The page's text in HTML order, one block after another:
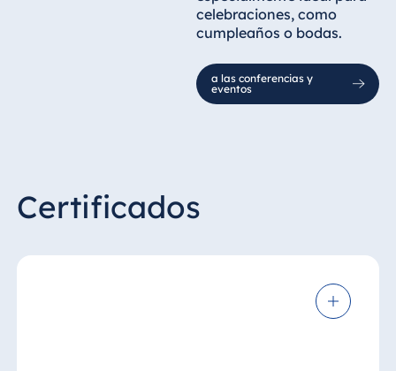
celebraciones, como
cumpleaños o bodas.
a las conferencias y
eventos
The 5-star Maritim Resort & Spa Mauritius
Certificados